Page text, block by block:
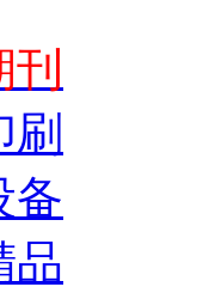
刷
备
品